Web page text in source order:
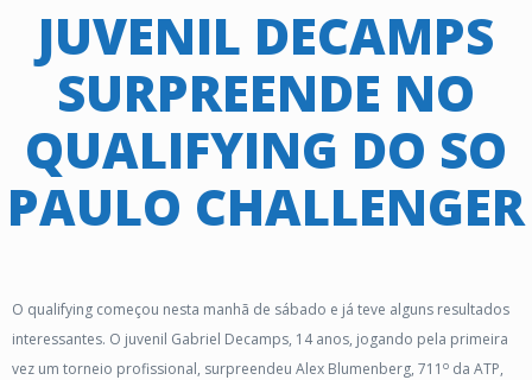
JUVENIL DECAMPS
SURPREENDE NO
QUALIFYING DO SO
PAULO CHALLENGER
O qualifying começou nesta manhã de sábado e já teve alguns resultados
interessantes. O juvenil Gabriel Decamps, 14 anos, jogando pela primeira
vez um torneio profissional, surpreendeu Alex Blumenberg, 711 o da ATP,